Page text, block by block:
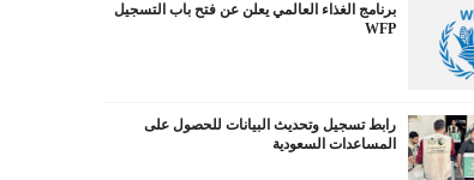
برنامج الغذاء العالمي يعلن عن فتح باب التسجيل
WFP
رابط تسجيل وتحديث البيانات للحصول على
المساعدات السعودية